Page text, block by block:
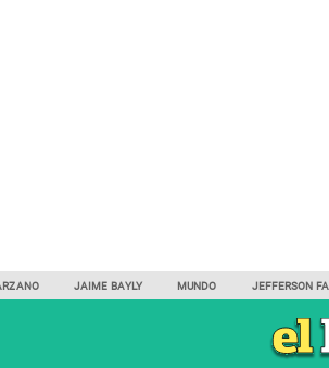
JAIME BAYLY MUNDO JEFFERSON